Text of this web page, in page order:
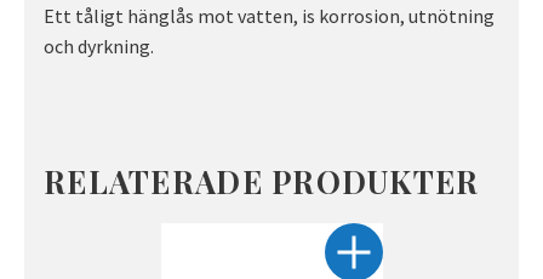
Ett tåligt hänglås mot vatten, is korrosion, utnötning
och dyrkning.
RELATERADE PRODUKTER